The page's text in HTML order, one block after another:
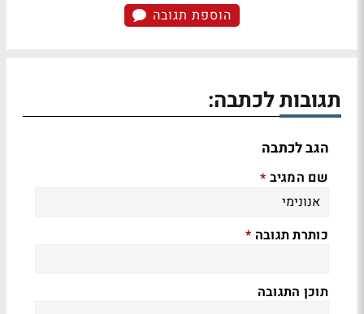
הוספת תגובה
תגובות לכתבה:
הגב לכתבה
שם המגיב *
כותרת תגובה *
תוכן התגובה